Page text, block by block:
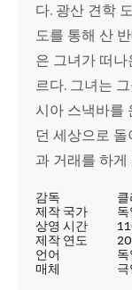
다. 광산 견학
도를 통해 산
은 그녀가 떠
르다. 그녀는
시아 스낵바를
던 세상으로
과 거래를 하게
감독
제작 국가
독
상영 시간
제작 연도
언어
매체